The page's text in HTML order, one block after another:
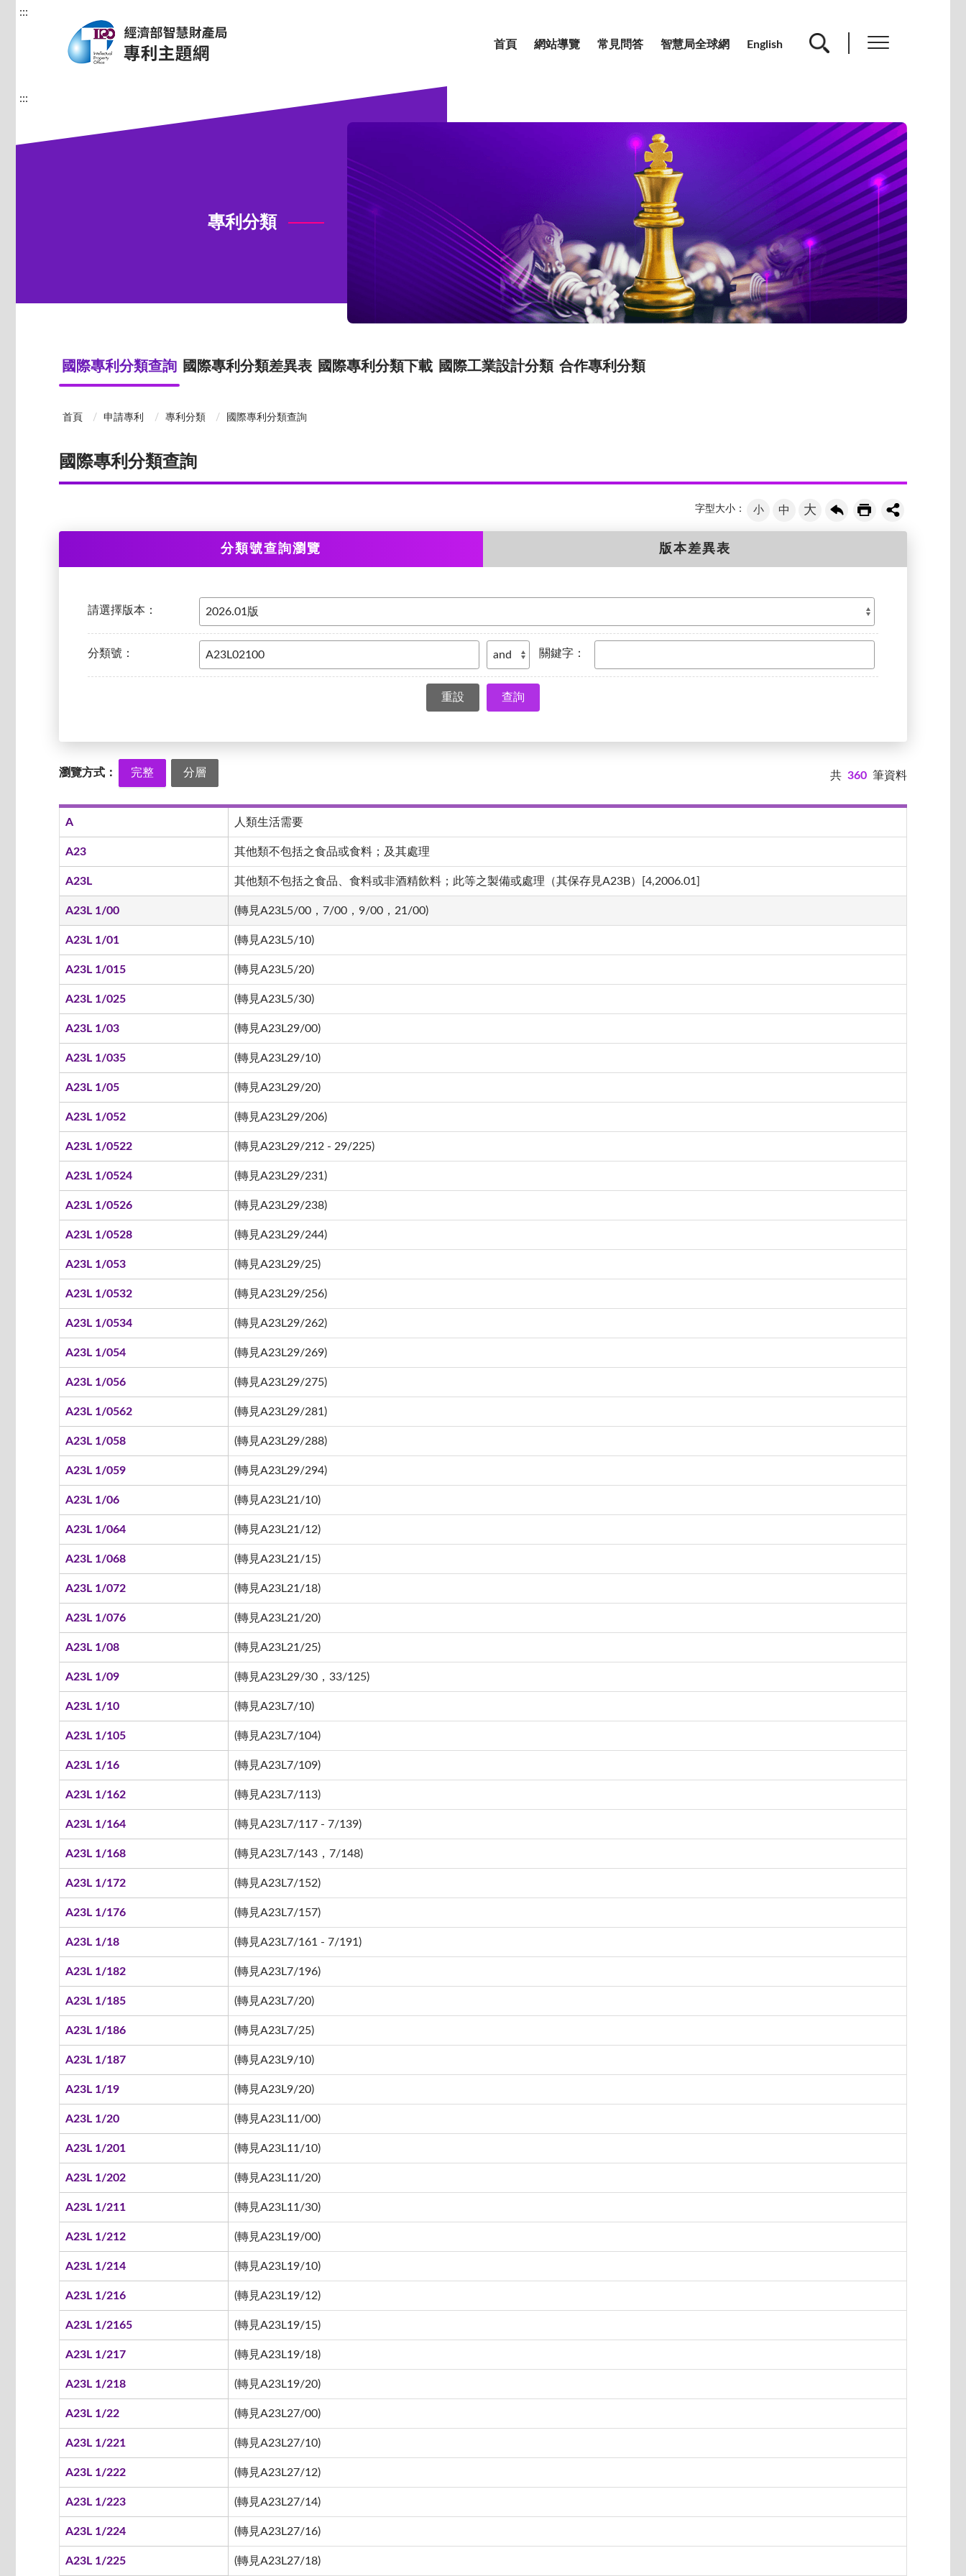
:::
首頁 網站導覽 常見問答 智慧局全球網 English
:::
專利分類
國際專利分類查詢 國際專利分類差異表 國際專利分類下載 國際工業設計分類 合作專利分類
首頁 申請專利 專利分類 國際專利分類查詢
國際專利分類查詢
字型大小： 小 中 大
分類號查詢瀏覽 版本差異表
請選擇版本：
分類號： 關鍵字：
查詢
瀏覽方式： 完整 分層 共 360 筆資料
A 人類生活需要
A23 其他類不包括之食品或食料；及其處理
A23L 其他類不包括之食品、食料或非酒精飲料；此等之製備或處理（其保存見A23B）[4,2006.01]
A23L 1/00 (轉見A23L5/00，7/00，9/00，21/00)
A23L 1/01 (轉見A23L5/10)
A23L 1/015 (轉見A23L5/20)
A23L 1/025 (轉見A23L5/30)
A23L 1/03 (轉見A23L29/00)
A23L 1/035 (轉見A23L29/10)
A23L 1/05 (轉見A23L29/20)
A23L 1/052 (轉見A23L29/206)
A23L 1/0522 (轉見A23L29/212 - 29/225)
A23L 1/0524 (轉見A23L29/231)
A23L 1/0526 (轉見A23L29/238)
A23L 1/0528 (轉見A23L29/244)
A23L 1/053 (轉見A23L29/25)
A23L 1/0532 (轉見A23L29/256)
A23L 1/0534 (轉見A23L29/262)
A23L 1/054 (轉見A23L29/269)
A23L 1/056 (轉見A23L29/275)
A23L 1/0562 (轉見A23L29/281)
A23L 1/058 (轉見A23L29/288)
A23L 1/059 (轉見A23L29/294)
A23L 1/06 (轉見A23L21/10)
A23L 1/064 (轉見A23L21/12)
A23L 1/068 (轉見A23L21/15)
A23L 1/072 (轉見A23L21/18)
A23L 1/076 (轉見A23L21/20)
A23L 1/08 (轉見A23L21/25)
A23L 1/09 (轉見A23L29/30，33/125)
A23L 1/10 (轉見A23L7/10)
A23L 1/105 (轉見A23L7/104)
A23L 1/16 (轉見A23L7/109)
A23L 1/162 (轉見A23L7/113)
A23L 1/164 (轉見A23L7/117 - 7/139)
A23L 1/168 (轉見A23L7/143，7/148)
A23L 1/172 (轉見A23L7/152)
A23L 1/176 (轉見A23L7/157)
A23L 1/18 (轉見A23L7/161 - 7/191)
A23L 1/182 (轉見A23L7/196)
A23L 1/185 (轉見A23L7/20)
A23L 1/186 (轉見A23L7/25)
A23L 1/187 (轉見A23L9/10)
A23L 1/19 (轉見A23L9/20)
A23L 1/20 (轉見A23L11/00)
A23L 1/201 (轉見A23L11/10)
A23L 1/202 (轉見A23L11/20)
A23L 1/211 (轉見A23L11/30)
A23L 1/212 (轉見A23L19/00)
A23L 1/214 (轉見A23L19/10)
A23L 1/216 (轉見A23L19/12)
A23L 1/2165 (轉見A23L19/15)
A23L 1/217 (轉見A23L19/18)
A23L 1/218 (轉見A23L19/20)
A23L 1/22 (轉見A23L27/00)
A23L 1/221 (轉見A23L27/10)
A23L 1/222 (轉見A23L27/12)
A23L 1/223 (轉見A23L27/14)
A23L 1/224 (轉見A23L27/16)
A23L 1/225 (轉見A23L27/18)